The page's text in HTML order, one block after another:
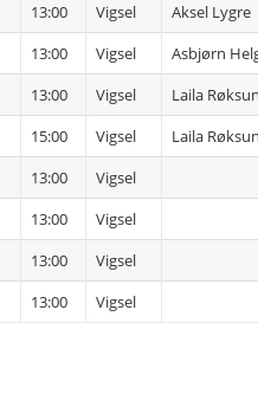
13:00 Vigsel
Aksel Lygre
13:00 Vigsel
Asbjørn
13:00 Vigsel
Laila
15:00 Vigsel
Laila
13:00
Vigsel
13:00
Vigsel
13:00
Vigsel
13:00 Vigsel